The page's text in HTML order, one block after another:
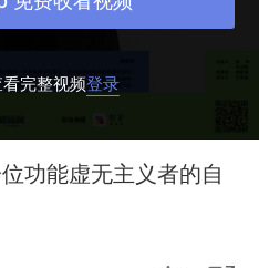
完整视频登录
功能虚无主义者的自